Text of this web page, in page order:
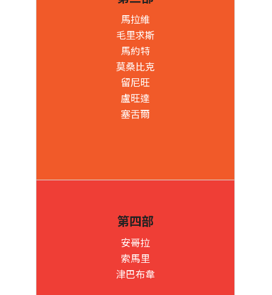
馬拉維
毛里求斯
馬約特
莫桑比克
留尼旺
盧旺達
塞舌爾
第四部
安哥拉
索馬里
津巴布韋